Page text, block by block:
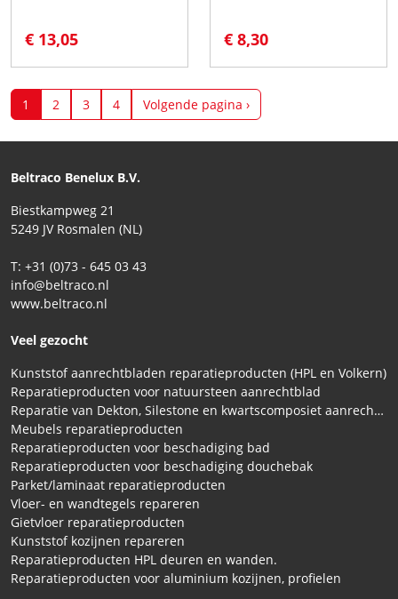
€ 13,05 € 8,30
1 2 3 4 Volgende pagina ›
Beltraco Benelux B.V.
Biestkampweg 21
5249 JV Rosmalen (NL)
T: +31 (0)73 - 645 03 43
info@beltraco.nl
www.beltraco.nl
Veel gezocht
Kunststof aanrechtbladen reparatieproducten (HPL en Volkern)
Reparatieproducten voor natuursteen aanrechtblad
Reparatie van Dekton, Silestone en kwartscomposiet aanrechtbladen
Meubels reparatieproducten
Reparatieproducten voor beschadiging bad
Reparatieproducten voor beschadiging douchebak
Parket/laminaat reparatieproducten
Vloer- en wandtegels repareren
Gietvloer reparatieproducten
Kunststof kozijnen repareren
Reparatieproducten HPL deuren en wanden.
Reparatieproducten voor aluminium kozijnen, profielen